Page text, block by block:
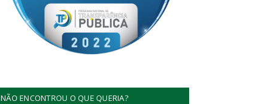
NÃO ENCONTROU O QUE QUERIA?